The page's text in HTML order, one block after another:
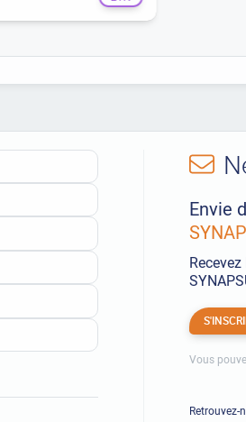
Envie
Vous
Retrouvez-